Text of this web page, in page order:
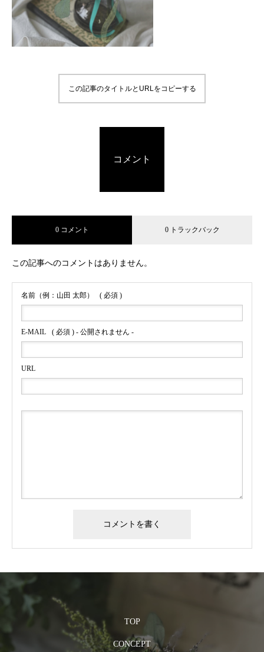
この記事のタイトルとURLをコピーする
コメント
0 コメント 0 トラックバック
この記事へのコメントはありません。
名前（例：山田 太郎） ( 必須 )
E-MAIL ( 必須 ) - 公開されません -
URL
TOP
CONCEPT